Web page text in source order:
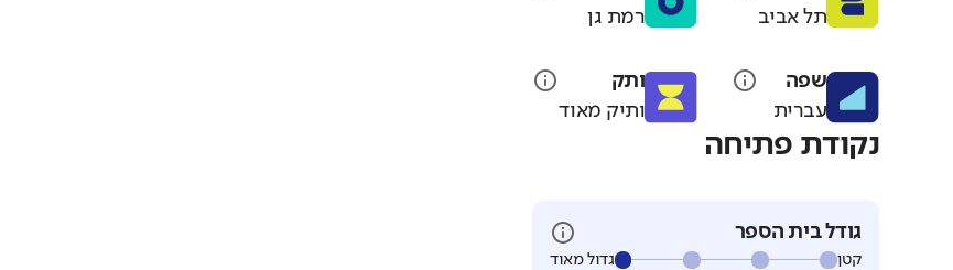
תל אביב
רמת גן
שפה
עברית
ותק
ותיק מאוד
נקודת פתיחה
גודל בית הספר
גדול מאוד קטן